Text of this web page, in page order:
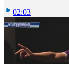
02:03